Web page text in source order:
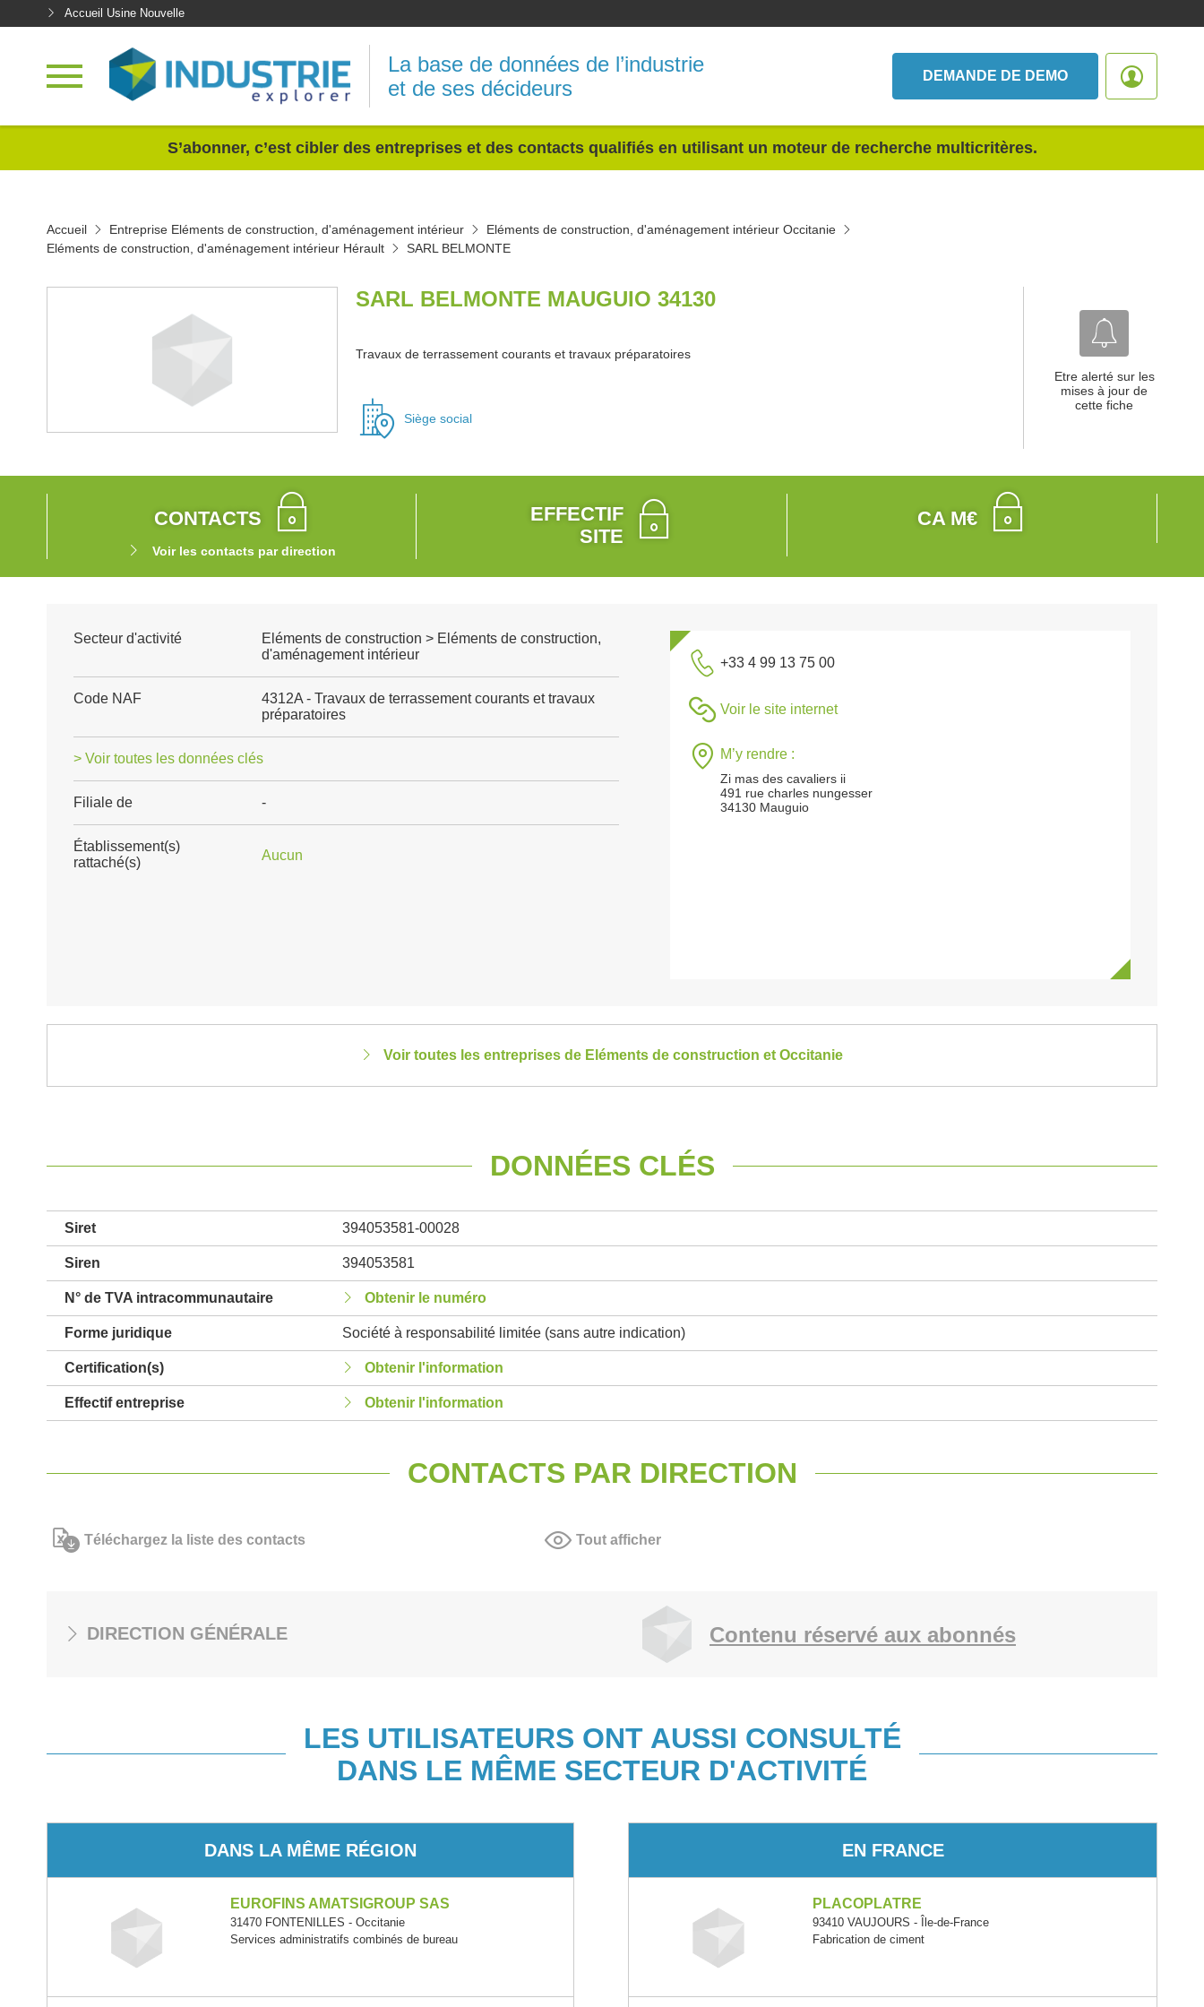
Accueil Usine Nouvelle
La base de données de l’industrie
et de ses décideurs
DEMANDE DE DEMO
S’abonner, c’est cibler des entreprises et des contacts qualifiés en utilisant un moteur de recherche multicritères.
Accueil Entreprise Eléments de construction, d'aménagement intérieur
Eléments de construction, d'aménagement intérieur Occitanie
Eléments de construction, d'aménagement intérieur Hérault
SARL BELMONTE
SARL BELMONTE MAUGUIO 34130
Travaux de terrassement courants et travaux préparatoires
Siège social
Etre alerté sur les
mises à jour de
cette fiche
CONTACTS
Voir les contacts par direction
EFFECTIF
SITE
CA M€
Secteur d'activité
Eléments de construction > Eléments de construction,
d'aménagement intérieur
Code NAF
4312A - Travaux de terrassement courants et travaux
préparatoires
> Voir toutes les données clés
Filiale de -
Établissement(s)
rattaché(s)
Aucun
+33 4 99 13 75 00
Voir le site internet
M’y rendre :
Zi mas des cavaliers ii
491 rue charles nungesser
34130 Mauguio
Voir toutes les entreprises de Eléments de construction et Occitanie
DONNÉES CLÉS
Siret 394053581-00028
Siren 394053581
N° de TVA intracommunautaire Obtenir le numéro
Forme juridique Société à responsabilité limitée (sans autre indication)
Certification(s) Obtenir l'information
Effectif entreprise Obtenir l'information
CONTACTS PAR DIRECTION
Téléchargez la liste des contacts Tout afficher
DIRECTION GÉNÉRALE Contenu réservé aux abonnés
LES UTILISATEURS ONT AUSSI CONSULTÉ
DANS LE MÊME SECTEUR D'ACTIVITÉ
DANS LA MÊME RÉGION
EUROFINS AMATSIGROUP SAS
31470 FONTENILLES - Occitanie
Services administratifs combinés de bureau
EN FRANCE
PLACOPLATRE
93410 VAUJOURS - Île-de-France
Fabrication de ciment